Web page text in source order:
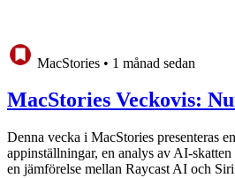
MacStories • 1 månad sedan
MacStories Veckovis:
Denna vecka i MacStories presenteras
appinställningar, en analys av AI-
en jämförelse mellan Raycast AI och